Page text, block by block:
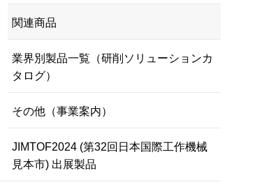
関連商品
業界別製品一覧（研削ソリューションカ
タログ）
その他（事業案内）
JIMTOF2024 (第32回日本国際工作機械
見本市) 出展製品